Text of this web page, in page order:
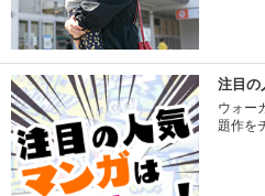
注目の
ウォー
題作を